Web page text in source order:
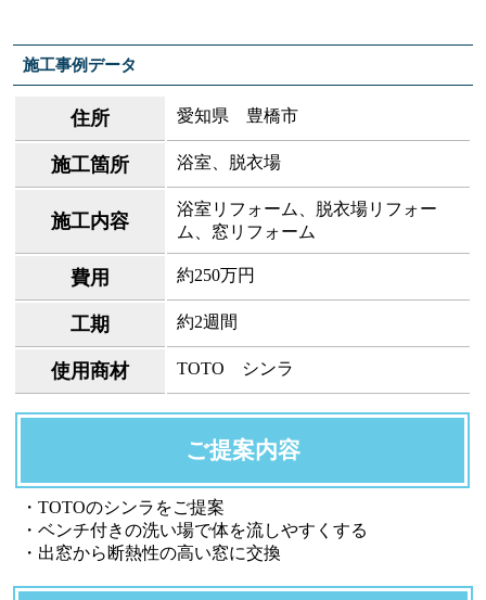
施工事例データ
住所 愛知県 豊橋市
施工箇所 浴室、脱衣場
施工内容
浴室リフォーム、脱衣場リフォー
ム、窓リフォーム
費用 約250万円
工期 約2週間
使用商材 TOTO シンラ
ご提案内容
・TOTOのシンラをご提案
・ベンチ付きの洗い場で体を流しやすくする
・出窓から断熱性の高い窓に交換